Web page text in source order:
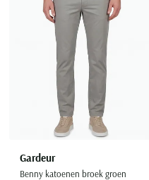
Gardeur
Benny katoenen broek groen